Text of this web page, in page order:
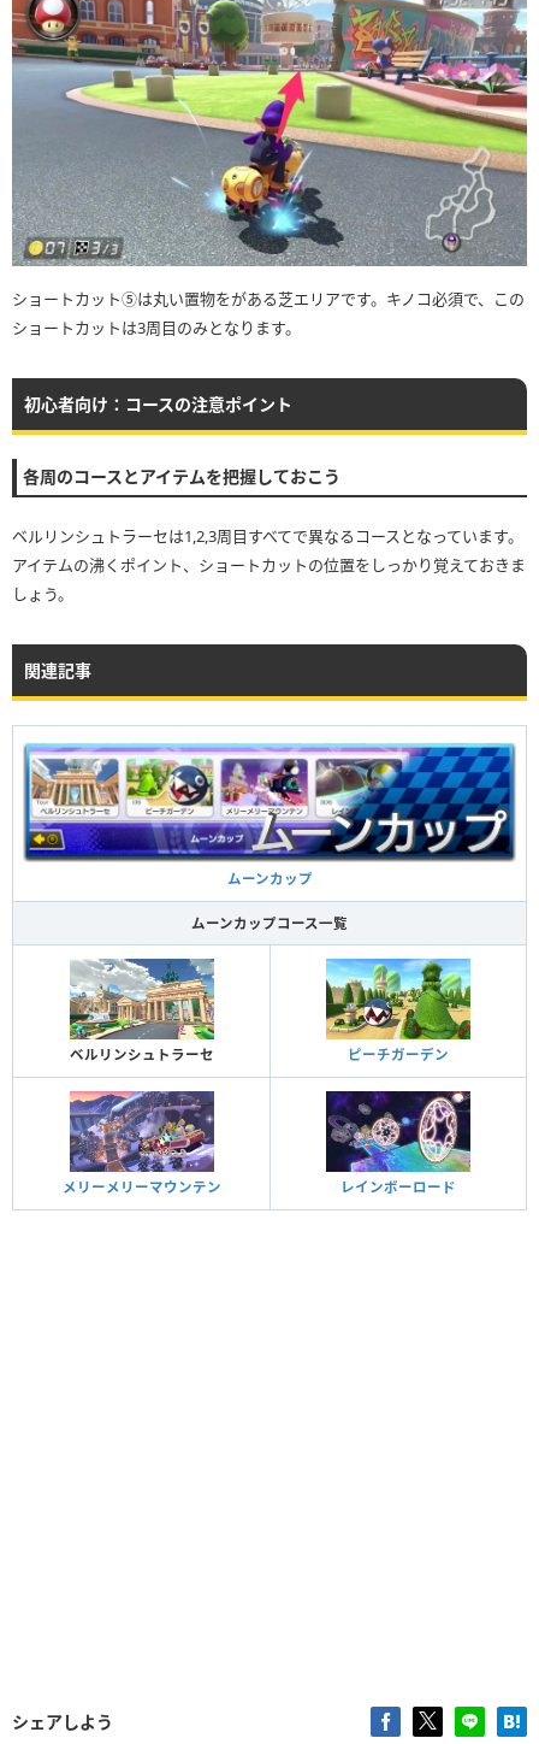
ショートカット⑤は丸い置物をがある芝エリアです。キノコ必須で、この
ショートカットは3周目のみとなります。
初心者向け：コースの注意ポイント
各周のコースとアイテムを把握しておこう
ベルリンシュトラーセは1,2,3周目すべてで異なるコースとなっています。
アイテムの沸くポイント、ショートカットの位置をしっかり覚えておきま
しょう。
関連記事
ムーンカップ
ムーンカップコース一覧
ベルリンシュトラーセ ピーチガーデン
メリーメリーマウンテン レインボーロード
シェアしよう